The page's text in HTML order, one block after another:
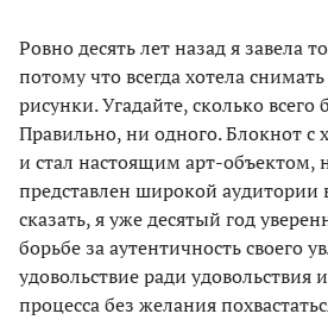
Ровно десять лет назад я завела
потому что всегда хотела
рисунки. Угадайте, сколько
Правильно, ни одного. Блокнот с
и стал настоящим арт-объектом,
представлен широкой аудитории
сказать, я уже десятый год
борьбе за аутентичность своего
удовольствие ради удовольствия
процесса без желания